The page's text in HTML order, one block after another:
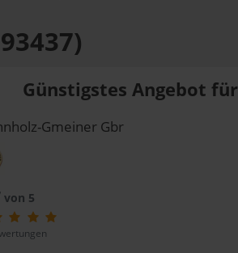
Günstigstes Angebot für
Gmeiner Gbr
von 5